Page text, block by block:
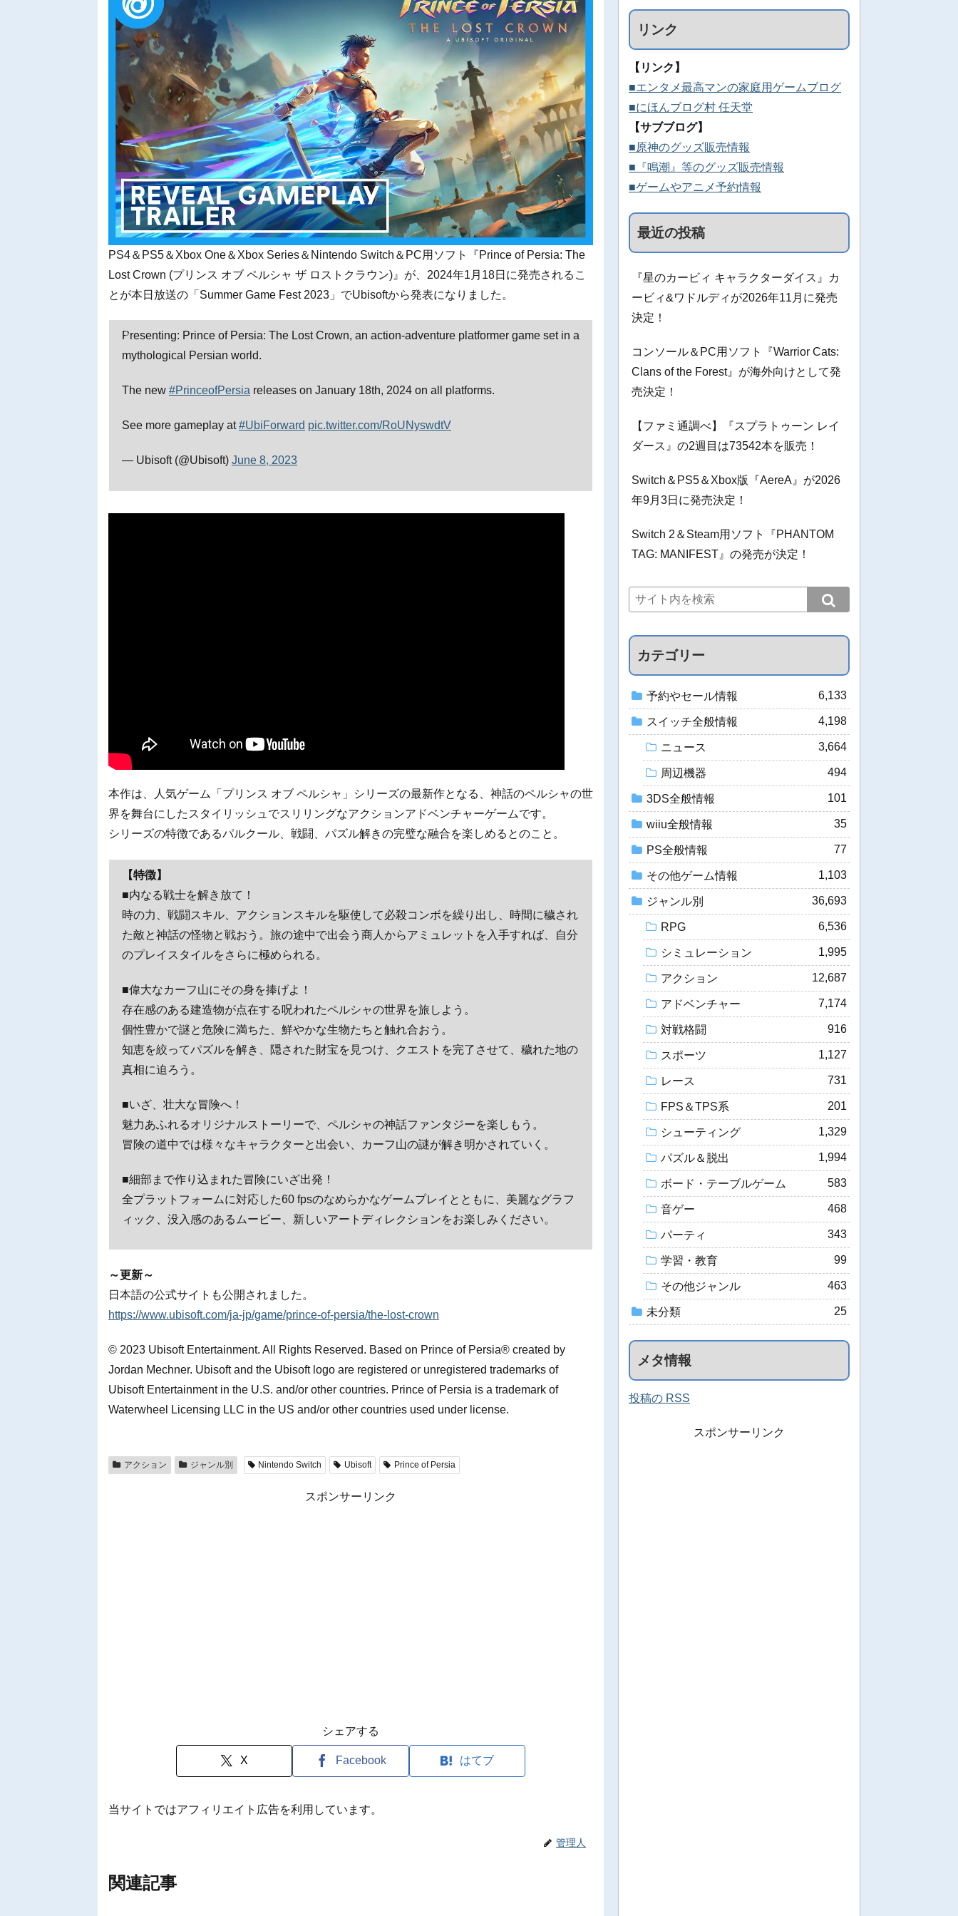
PS4＆PS5＆Xbox One＆Xbox Series＆Nintendo Switch＆PC用ソフト『Prince of Persia: The
Lost Crown (プリンス オブ ペルシャ ザ ロストクラウン)』が、2024年1月18日に発売されるこ
とが本日放送の「Summer Game Fest 2023」でUbisoftから発表になりました。
Presenting: Prince of Persia: The Lost Crown, an action-adventure platformer game set in a
mythological Persian world.
The new #PrinceofPersia releases on January 18th, 2024 on all platforms.
See more gameplay at#UbiForward pic.twitter.com/RoUNyswdtV
— Ubisoft (@Ubisoft) June 8, 2023
本作は、人気ゲーム「プリンス オブ ペルシャ」シリーズの最新作となる、神話のペルシャの世
界を舞台にしたスタイリッシュでスリリングなアクションアドベンチャーゲームです。
シリーズの特徴であるパルクール、戦闘、パズル解きの完璧な融合を楽しめるとのこと。
【特徴】
■内なる戦士を解き放て！
時の力、戦闘スキル、アクションスキルを駆使して必殺コンボを繰り出し、時間に穢され
た敵と神話の怪物と戦おう。旅の途中で出会う商人からアミュレットを入手すれば、自分
のプレイスタイルをさらに極められる。
■偉大なカーフ山にその身を捧げよ！
存在感のある建造物が点在する呪われたペルシャの世界を旅しよう。
個性豊かで謎と危険に満ちた、鮮やかな生物たちと触れ合おう。
知恵を絞ってパズルを解き、隠された財宝を見つけ、クエストを完了させて、穢れた地の
真相に迫ろう。
■いざ、壮大な冒険へ！
魅力あふれるオリジナルストーリーで、ペルシャの神話ファンタジーを楽しもう。
冒険の道中では様々なキャラクターと出会い、カーフ山の謎が解き明かされていく。
■細部まで作り込まれた冒険にいざ出発！
全プラットフォームに対応した60 fpsのなめらかなゲームプレイとともに、美麗なグラフ
ィック、没入感のあるムービー、新しいアートディレクションをお楽しみください。
～更新～
日本語の公式サイトも公開されました。
https://www.ubisoft.com/ja-jp/game/prince-of-persia/the-lost-crown
© 2023 Ubisoft Entertainment. All Rights Reserved. Based on Prince of Persia® created by
Jordan Mechner. Ubisoft and the Ubisoft logo are registered or unregistered trademarks of
Ubisoft Entertainment in the U.S. and/or other countries. Prince of Persia is a trademark of
Waterwheel Licensing LLC in the US and/or other countries used under license.
アクション ジャンル別 Nintendo Switch Ubisoft Prince of Persia
スポンサーリンク
シェアする
X Facebook はてブ
当サイトではアフィリエイト広告を利用しています。
管理人
関連記事
リンク
【リンク】
■エンタメ最高マンの家庭用ゲームブログ
■にほんブログ村 任天堂
【サブブログ】
■原神のグッズ販売情報
■『鳴潮』等のグッズ販売情報
■ゲームやアニメ予約情報
最近の投稿
『星のカービィ キャラクターダイス』カ
ービィ&ワドルディが2026年11月に発売
決定！
コンソール＆PC用ソフト『Warrior Cats:
Clans of the Forest』が海外向けとして発
売決定！
【ファミ通調べ】『スプラトゥーン レイ
ダース』の2週目は73542本を販売！
Switch＆PS5＆Xbox版『AereA』が2026
年9月3日に発売決定！
Switch 2＆Steam用ソフト『PHANTOM
TAG: MANIFEST』の発売が決定！
カテゴリー
予約やセール情報 6,133
スイッチ全般情報 4,198
ニュース 3,664
周辺機器 494
3DS全般情報 101
wiiu全般情報 35
PS全般情報 77
その他ゲーム情報 1,103
ジャンル別 36,693
RPG 6,536
シミュレーション 1,995
アクション 12,687
アドベンチャー 7,174
対戦格闘 916
スポーツ 1,127
レース 731
FPS＆TPS系 201
シューティング 1,329
パズル＆脱出 1,994
ボード・テーブルゲーム 583
音ゲー 468
パーティ 343
学習・教育 99
その他ジャンル 463
未分類 25
メタ情報
投稿の RSS
スポンサーリンク